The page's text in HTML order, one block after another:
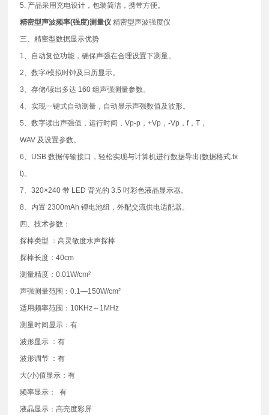
5. 产品采用充电设计，包装简洁，携带方便。
精密型声波频率(强度)测量仪 精密型声波强度仪
三、精密型数据显示优势
1、自动复位功能，确保声强在合理设置下测量。
2、数字/模拟时钟及日历显示。
3、存储/读出多达 160 组声强测量参数。
4、实现一键式自动测量，自动显示声强数值及波形。
5、数字读出声强值，运行时间，Vp-p，+Vp，-Vp，f，T，
WAV 及设置参数。
6、USB 数据传输接口，轻松实现与计算机进行数据导出(数据格式.tx
t)。
7、320×240 带 LED 背光的 3.5 吋彩色液晶显示器。
8、内置 2300mAh 锂电池组，外配交流供电适配器。
四、技术参数：
探棒类型 ：高灵敏度水声探棒
探棒长度：40cm
测量精度：0.01W/cm²
声强测量范围：0.1—150W/cm²
适用频率范围：10KHz～1MHz
测量时间显示：有
波形显示 ：有
波形调节 ：有
大(小)值显示：有
频率显示： 有
液晶显示：高亮度彩屏